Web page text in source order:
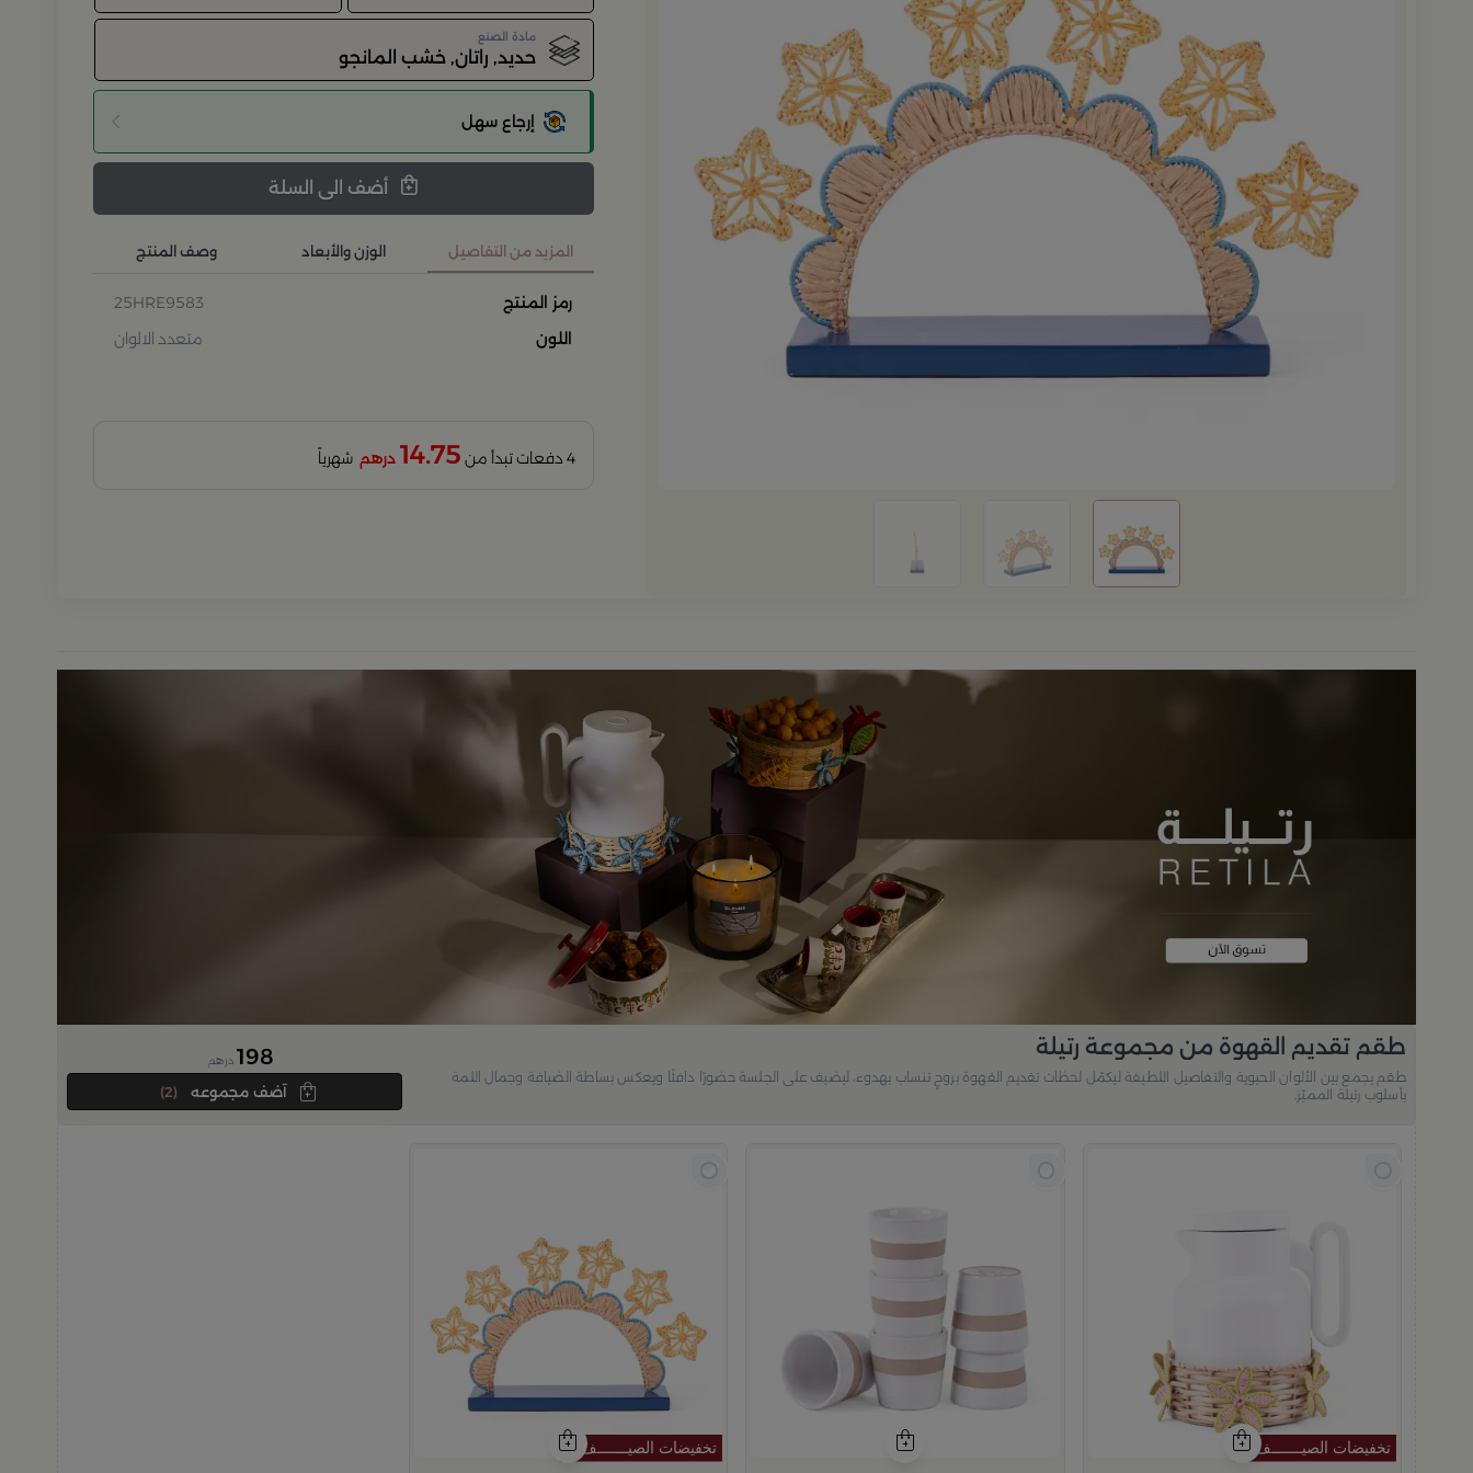
مادة الصنع
حديد, راتان, خشب المانجو
إرجاع سهل
أضف الى السلة
المزيد من التفاصيل
رمز المنتج
25HRE9583
اللون
متعدد الالوان
الوزن والأبعاد وصف المنتج
4 دفعات تبدأ من 14.75 درهم شهرياً
طقم تقديم القهوة من مجموعة رتيلة
طقم يجمع بين الألوان الحيوية والتفاصيل اللطيفة ليكمّل لحظات تقديم القهوة بروحٍ تنساب بهدوء، ليضيف على الجلسة حضورًا دافئًا ويعكس بساطة الضيافة وجمال اللمة
بأسلوب رتيلة المميّز.
198 درهم
آضف مجموعه (2)